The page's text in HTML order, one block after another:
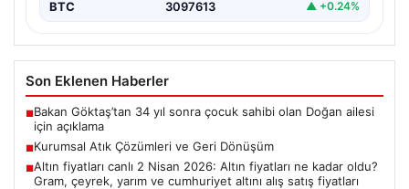
BTC 3097613 ▲ +0.24%
Son Eklenen Haberler
■Bakan Göktaş’tan 34 yıl sonra çocuk sahibi olan Doğan ailesi
için açıklama
■Kurumsal Atık Çözümleri ve Geri Dönüşüm
■Altın fiyatları canlı 2 Nisan 2026: Altın fiyatları ne kadar oldu?
Gram, çeyrek, yarım ve cumhuriyet altını alış satış fiyatları